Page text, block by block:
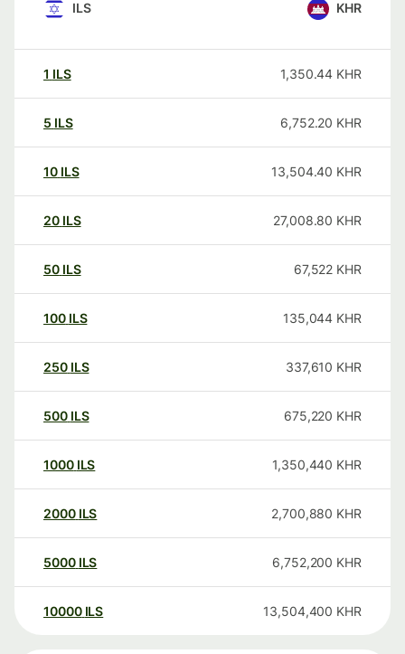
ILS KHR
1 ILS 1,350.44 KHR
5 ILS 6,752.20 KHR
10 ILS 13,504.40 KHR
20 ILS 27,008.80 KHR
50 ILS 67,522 KHR
100 ILS 135,044 KHR
250 ILS 337,610 KHR
500 ILS 675,220 KHR
1000 ILS 1,350,440 KHR
2000 ILS 2,700,880 KHR
5000 ILS 6,752,200 KHR
10000 ILS 13,504,400 KHR